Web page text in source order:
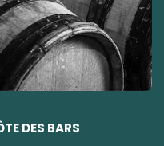
DES BARS